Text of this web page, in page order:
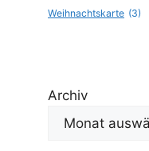
Weihnachtskarte (3)
Archiv